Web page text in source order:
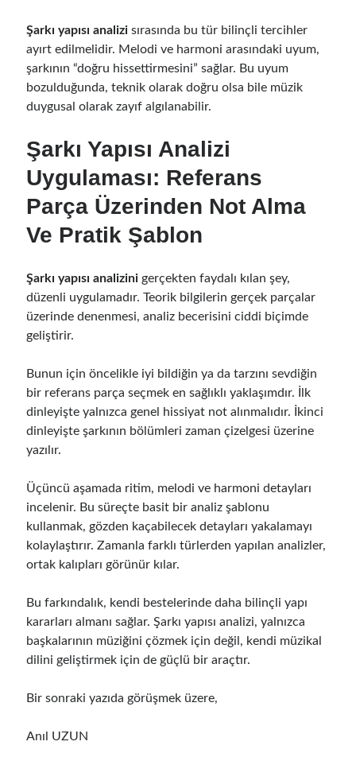
Şarkı yapısı analizi sırasında bu tür bilinçli tercihler
ayırt edilmelidir. Melodi ve harmoni arasındaki uyum,
şarkının “doğru hissettirmesini” sağlar. Bu uyum
bozulduğunda, teknik olarak doğru olsa bile müzik
duygusal olarak zayıf algılanabilir.
Şarkı Yapısı Analizi
Uygulaması: Referans
Parça Üzerinden Not Alma
Ve Pratik Şablon
Şarkı yapısı analizini gerçekten faydalı kılan şey,
düzenli uygulamadır. Teorik bilgilerin gerçek parçalar
üzerinde denenmesi, analiz becerisini ciddi biçimde
geliştirir.
Bunun için öncelikle iyi bildiğin ya da tarzını sevdiğin
bir referans parça seçmek en sağlıklı yaklaşımdır. İlk
dinleyişte yalnızca genel hissiyat not alınmalıdır. İkinci
dinleyişte şarkının bölümleri zaman çizelgesi üzerine
yazılır.
Üçüncü aşamada ritim, melodi ve harmoni detayları
incelenir. Bu süreçte basit bir analiz şablonu
kullanmak, gözden kaçabilecek detayları yakalamayı
kolaylaştırır. Zamanla farklı türlerden yapılan analizler,
ortak kalıpları görünür kılar.
Bu farkındalık, kendi bestelerinde daha bilinçli yapı
kararları almanı sağlar. Şarkı yapısı analizi, yalnızca
başkalarının müziğini çözmek için değil, kendi müzikal
dilini geliştirmek için de güçlü bir araçtır.
Bir sonraki yazıda görüşmek üzere,
Anıl UZUN